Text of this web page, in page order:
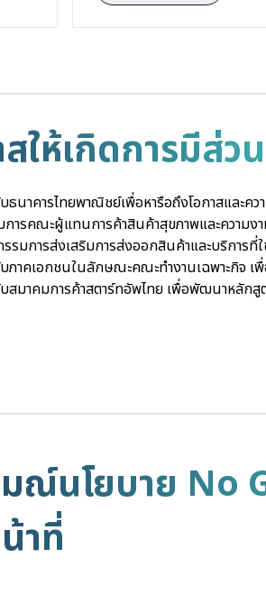
ให้เกิดการมีส่ว
นาคารไทยพาณิชย์เพื่อหารือถึงโอกาสและคว
ารคณะผู้แทนการค้าสินค้าสุขภาพและความง
รมการส่งเสริมการส่งออกสินค้าและบริกา
ภาคเอกชนในลักษณะคณะทำงานเฉพาะกิจ เ
มาคมการค้าสตาร์ทอัพไทย เพื่อพัฒนาหลักสูต
มณ์นโยบาย No
าที่